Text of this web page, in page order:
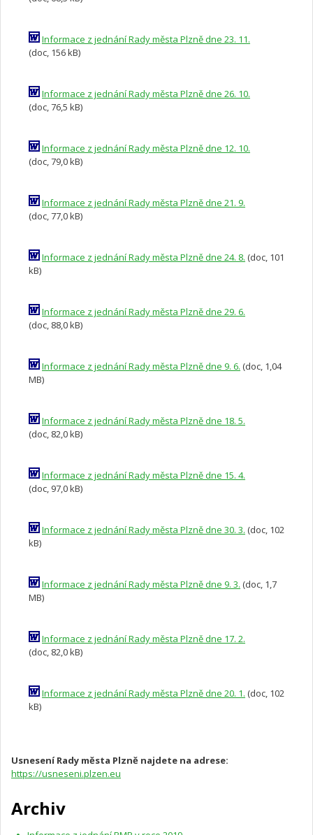
Informace z jednání Rady města Plzně dne 23. 11.
(doc, 156 kB)
Informace z jednání Rady města Plzně dne 26. 10.
(doc, 76,5 kB)
Informace z jednání Rady města Plzně dne 12. 10.
(doc, 79,0 kB)
Informace z jednání Rady města Plzně dne 21. 9.
(doc, 77,0 kB)
Informace z jednání Rady města Plzně dne 24. 8. (doc, 101
kB)
Informace z jednání Rady města Plzně dne 29. 6.
(doc, 88,0 kB)
Informace z jednání Rady města Plzně dne 9. 6. (doc, 1,04
MB)
Informace z jednání Rady města Plzně dne 18. 5.
(doc, 82,0 kB)
Informace z jednání Rady města Plzně dne 15. 4.
(doc, 97,0 kB)
Informace z jednání Rady města Plzně dne 30. 3. (doc, 102
kB)
Informace z jednání Rady města Plzně dne 9. 3. (doc, 1,7
MB)
Informace z jednání Rady města Plzně dne 17. 2.
(doc, 82,0 kB)
Informace z jednání Rady města Plzně dne 20. 1. (doc, 102
kB)
Usnesení Rady města Plzně najdete na adrese:
https://usneseni.plzen.eu
Archiv